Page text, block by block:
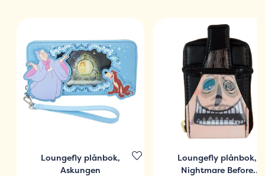
Loungefly plånbok,
Askungen
Loungefly plånbok,
Nightmare Before